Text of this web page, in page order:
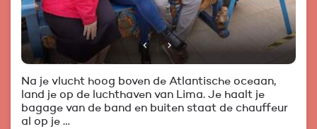
Na je vlucht hoog boven de Atlantische oceaan,
land je op de luchthaven van Lima. Je haalt je
bagage van de band en buiten staat de chauffeur
al op je …